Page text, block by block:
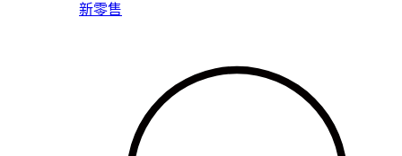
新零售